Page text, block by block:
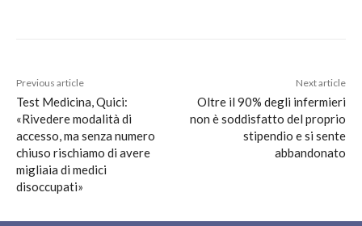
Previous article
Test Medicina, Quici:
«Rivedere modalità di
accesso, ma senza numero
chiuso rischiamo di avere
migliaia di medici
disoccupati»
Next article
Oltre il 90% degli infermieri
non è soddisfatto del proprio
stipendio e si sente
abbandonato